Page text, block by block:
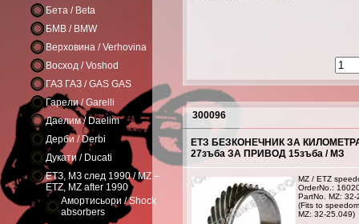
Бета / Beta
БМВ / BMW
Верховина / Verhovina
Восход / Voshod
ГАЗ ГАЗ / GAS GAS
Гарели / Garelli
Даелим / Daelim
Дерби / Derbi
Дукати / Ducati
ЕТЗ, МЗ след 1990 / MZ –
ETZ, MZ after 1990
Амортисьори / Shock
absorbers
300096
ЕТЗ БЕЗКОНЕЧНИК ЗА
27зъба ЗА ПРИВОД 15зъба / МЗ
MZ / ETZ
OrderNo.:
PartNo. MZ:
(Fits to
MZ: 32-25.049)